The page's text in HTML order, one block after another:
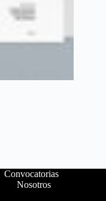
Convocatorias
Nosotros